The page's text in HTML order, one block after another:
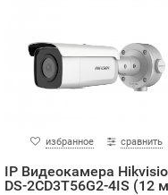
избранное сравнить
IP Видеокамера
DS-2CD3T56G2-4IS (12